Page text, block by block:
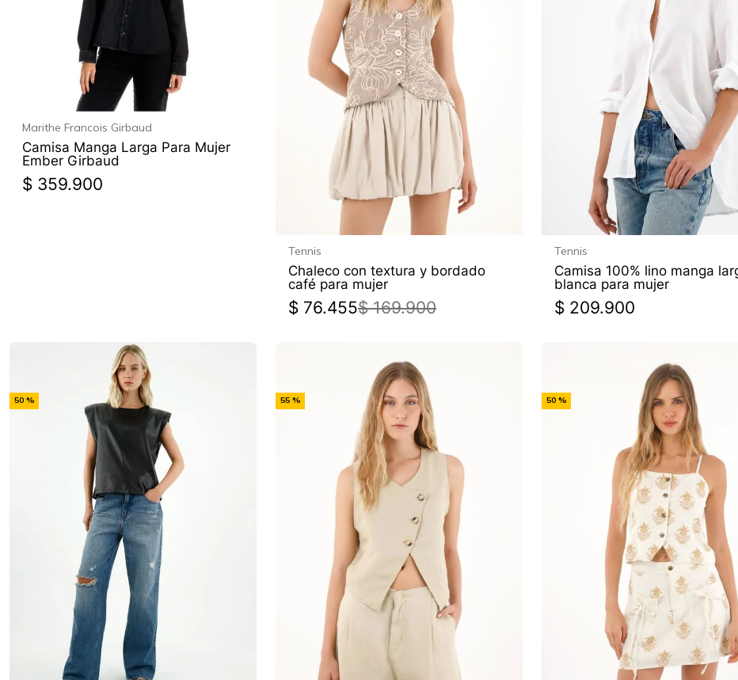
Marithe Francois Girbaud
Camisa Manga Larga Para Mujer
Ember Girbaud
$ 359.900
Tennis
Chaleco con textura y bordado
café para mujer
$ 76.455$ 169.900
Tennis
Camisa 100% lino manga
blanca para mujer
$ 209.900
50 % 55 % 50 %